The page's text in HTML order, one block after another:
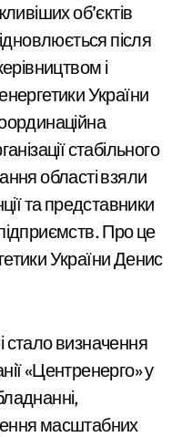
об’єктів
після
і
України
стабільного
області взяли
та представники
Про це
України Денис
стало визначення
«Центренерго» у
масштабних